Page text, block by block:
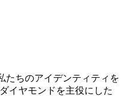
たちのアイデンティティを
イヤモンドを主役にした